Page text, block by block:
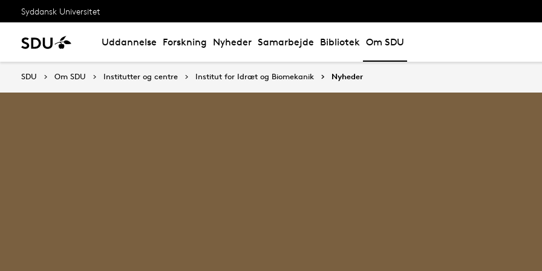
Syddansk Universitet
Uddannelse Forskning Nyheder Samarbejde Bibliotek Om SDU
SDU Om SDU Institutter og centre Institut for Idræt og Biomekanik Nyheder